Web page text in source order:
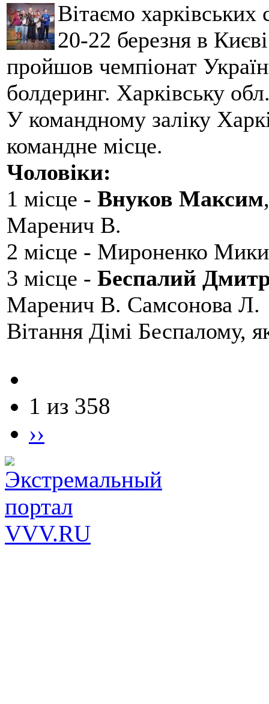
Вітаємо
20-22 березня в
пройшов чемпіонат
болдеринг. Харківську
У командному заліку
командне місце.
Чоловіки:
1 місце - Внуков Максим
Маренич В.
2 місце - Мироненко
3 місце - Беспалий
Маренич В. Самсонова Л.
Вітання Дімі Беспалому,
1 из 358
››